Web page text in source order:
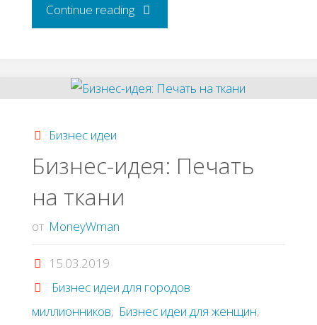
Continue reading"Бизнес-
Производство
Бизнес идеи
Бизнес-идея: Печать
на ткани
от MoneyWman
15.03.2019
Бизнес идеи для городов
миллионников, Бизнес идеи для женщин,